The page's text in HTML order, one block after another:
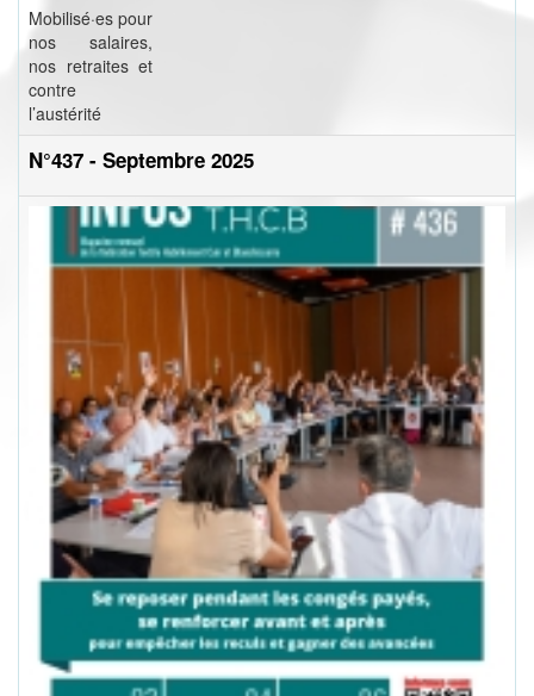
Mobilisé·es pour
nos salaires,
nos retraites et
contre
l’austérité
N°437 - Septembre 2025